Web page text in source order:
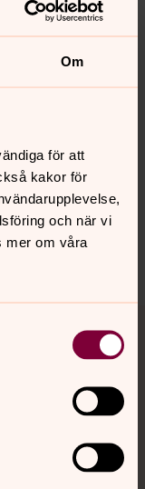
Om
för att
kakor för
och när vi
mer om våra
precis